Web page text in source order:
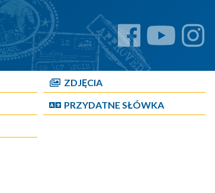
ZDJĘCIA
PRZYDATNE SŁÓWKA